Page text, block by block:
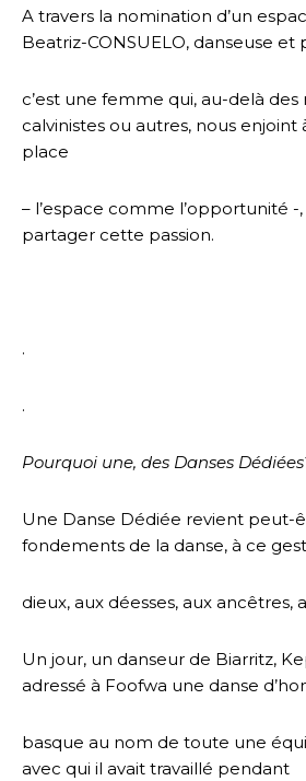
A travers la nomination d’un
Beatriz-CONSUELO, danseuse et
c’est une femme qui, au-delà
calvinistes ou autres, nous
place
– l’espace comme l’opportunité -
partager cette passion.
.
.
Pourquoi une, des Danses
Une Danse Dédiée revient peut-
fondements de la danse, à ce
dieux, aux déesses, aux ancêtres,
Un jour, un danseur de Biarritz,
adressé à Foofwa une danse
basque au nom de toute une
avec qui il avait travaillé pendant